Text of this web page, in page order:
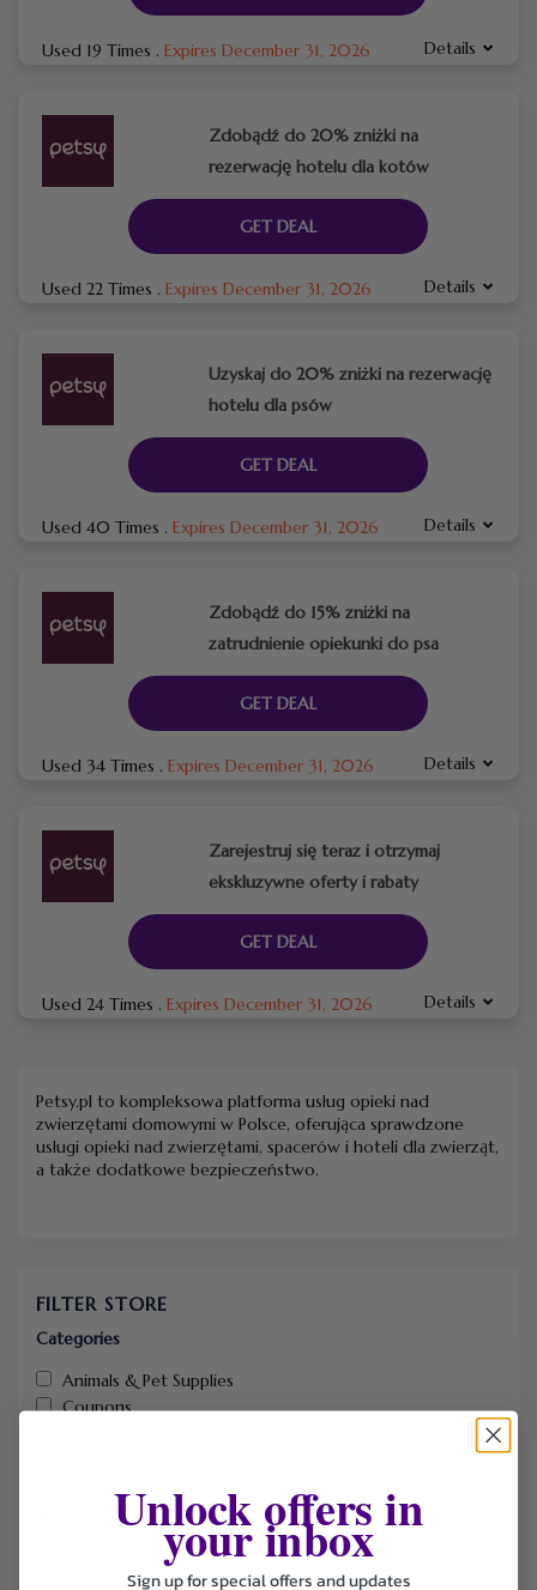
Used 19 Times . Expires December 31, 2026 Details
Zdobądź do 20% zniżki na
rezerwację hotelu dla kotów
GET DEAL
Used 22 Times . Expires December 31, 2026 Details
Uzyskaj do 20% zniżki na rezerwację
hotelu dla psów
GET DEAL
Used 40 Times . Expires December 31, 2026 Details
Zdobądź do 15% zniżki na
zatrudnienie opiekunki do psa
GET DEAL
Used 34 Times . Expires December 31, 2026 Details
Zarejestruj się teraz i otrzymaj
ekskluzywne oferty i rabaty
GET DEAL
Used 24 Times . Expires December 31, 2026 Details
Petsy.pl to kompleksowa platforma usług opieki nad
zwierzętami domowymi w Polsce, oferująca sprawdzone
usługi opieki nad zwierzętami, spacerów i hoteli dla zwierząt,
a także dodatkowe bezpieczeństwo.
FILTER STORE
Categories
Animals & Pet Supplies
Coupons
Default
Popularity
Unlock offers in
your inbox
Sign up for special offers and updates